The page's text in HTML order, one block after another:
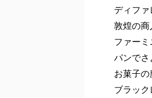
ディファ
敦煌の商
ファーミ
パンでさ
お菓子の
ブラック